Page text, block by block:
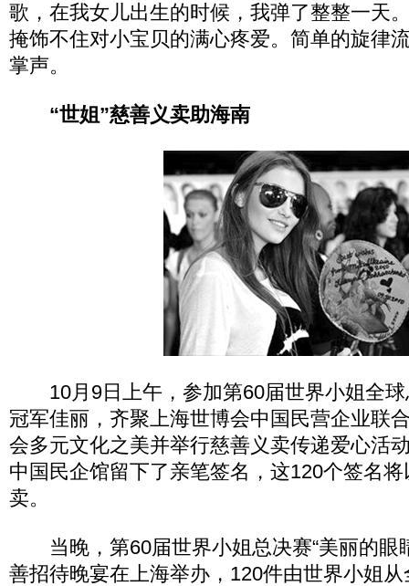
歌，在我女儿出生的时候，我弹了整整一天
掩饰不住对小宝贝的满心疼爱。简单的旋律
掌声。
“世姐”慈善义卖助海南
10月9日上午，参加第60届世界小姐全球
冠军佳丽，齐聚上海世博会中国民营企业联
会多元文化之美并举行慈善义卖传递爱心活
中国民企馆留下了亲笔签名，这120个签名
卖。
当晚，第60届世界小姐总决赛“美丽的眼
善招待晚宴在上海举办，120件由世界小姐